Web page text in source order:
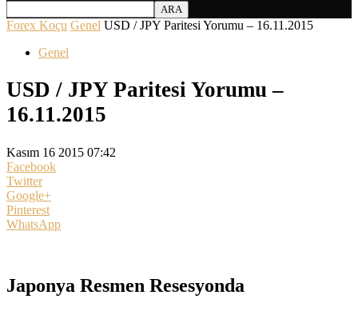
Forex Koçu Genel USD / JPY Paritesi Yorumu – 16.11.2015
Genel
USD / JPY Paritesi Yorumu –
16.11.2015
Kasım 16 2015 07:42
Facebook
Twitter
Google+
Pinterest
WhatsApp
Japonya Resmen Resesyonda